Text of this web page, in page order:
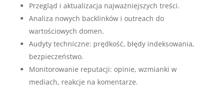
Przegląd i aktualizacja najważniejszych treści.
Analiza nowych backlinków i outreach do
wartościowych domen.
Audyty techniczne: prędkość, błędy indeksowania,
bezpieczeństwo.
Monitorowanie reputacji: opinie, wzmianki w
mediach, reakcje na komentarze.